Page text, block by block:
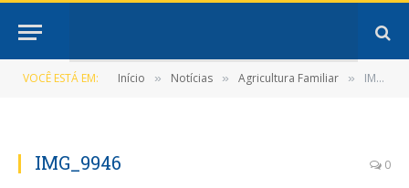
VOCÊ ESTÁ EM: Início » Notícias » Agricultura Familiar » IMG_9946
IMG_9946 0